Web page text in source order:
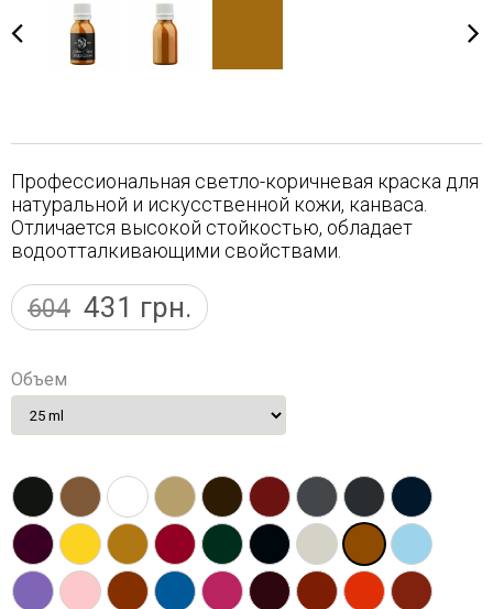
Профессиональная светло-коричневая краска для
натуральной и искусственной кожи, канваса.
Отличается высокой стойкостью, обладает
водоотталкивающими свойствами.
604 431 грн.
Объем